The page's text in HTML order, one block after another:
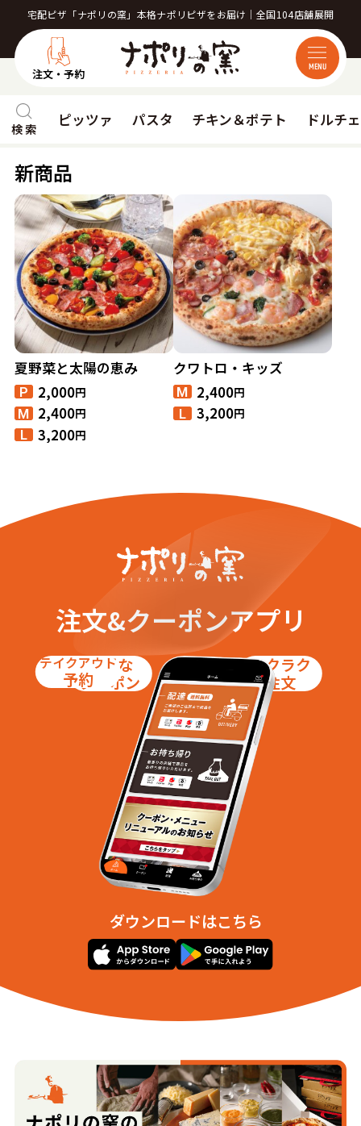
宅配ピザ「ナポリの窯」本格ナポリピザをお届け｜全国104店舗展開
注文・予約 MENU
検 索 ピッツァ パスタ チキン＆ポテト ドルチェ
新商品
夏野菜と太陽の恵み
P 2,000円
M 2,400円
L
3,200円
クワトロ・キッズ
M 2,400円
L
3,200円
注文&クーポンアプリ
お得な
クーポン
テイクアウト
予約
ラクラク
注文
ダウンロードはこちら